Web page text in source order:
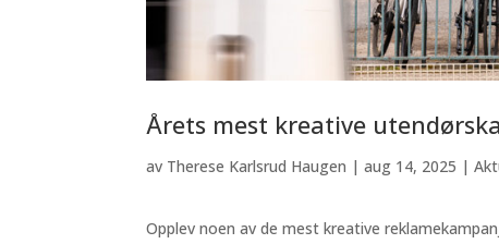
Årets mest kreative
av Therese Karlsrud Haugen |aug 14, 2025 |
Opplev noen av de mest kreative